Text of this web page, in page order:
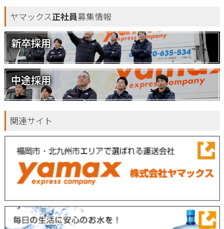
ヤマックス正社員募集情報
新卒採用
中途採用
関連サイト